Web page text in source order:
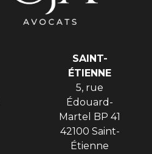
SAINT-
ÉTIENNE
5, rue
Édouard-
Martel BP 41
42100 Saint-
Étienne